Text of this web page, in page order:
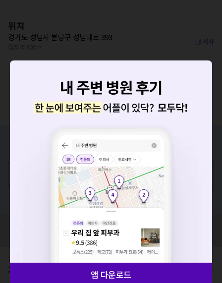
위치
경기도 성남시 분당구 성남대로 393 복사
증상/치료, 궁금한 점이 있나요?
의사가 직접 답해드려요!
💬 무엇이든 물어보세요
혹은, 의료상담 서비스에 다양한 게시글 보러가기
혹시 잘못된 병원정보가 있나요?
모두닥 팀에 알려주세요!
가격표
요청하신 작업을 처리하지 못했습니다.
네트워크 또는 서버의 일시적인 오류로, 잠시 후 다시 시도해주
세요. 지속적으로 문제가 발생할 경우 모두닥 채널톡으로 문의
앱 다운로드